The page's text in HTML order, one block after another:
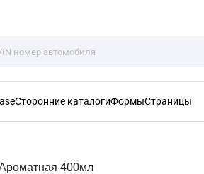
Сторонние каталогиФормыСтраницы
400мл